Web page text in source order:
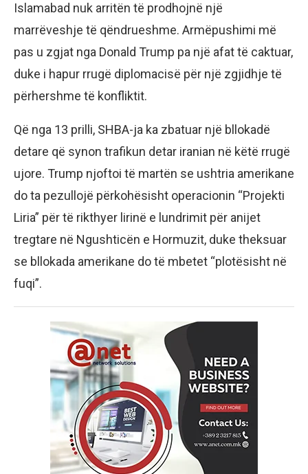
Islamabad nuk arritën të prodhojnë një
marrëveshje të qëndrueshme. Armëpushimi më
pas u zgjat nga Donald Trump pa një afat të caktuar,
duke i hapur rrugë diplomacisë për një zgjidhje të
përhershme të konfliktit.
Që nga 13 prilli, SHBA-ja ka zbatuar një bllokadë
detare që synon trafikun detar iranian në këtë rrugë
ujore. Trump njoftoi të martën se ushtria amerikane
do ta pezullojë përkohësisht operacionin “Projekti
Liria” për të rikthyer lirinë e lundrimit për anijet
tregtare në Ngushticën e Hormuzit, duke theksuar
se bllokada amerikane do të mbetet “plotësisht në
fuqi”.